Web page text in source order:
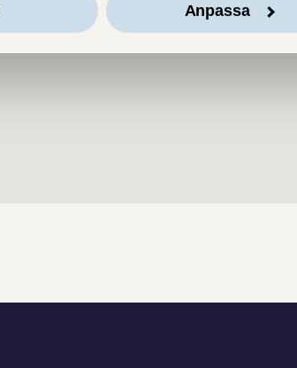
Anpassa